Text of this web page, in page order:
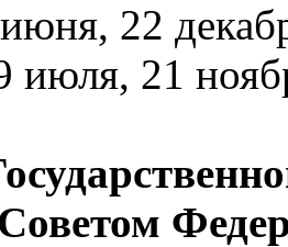
22
июля, 21